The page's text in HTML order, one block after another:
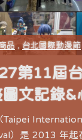
品 ,台北國際動漫節
第11屆
圖文記錄&
Taipei
）是 2013 年起